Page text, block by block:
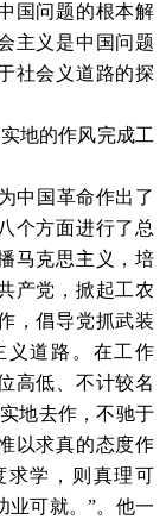
国问题的根本解
主义是中国问题
社会义道路的探
地的作风完成工
中国革命作出了
个方面进行了总
马克思主义，培
产党，掀起工农
，倡导党抓武装
义道路。在工作
高低、不计较名
地去作，不驰于
以求真的态度作
求学，则真理可
业可就。”。他一